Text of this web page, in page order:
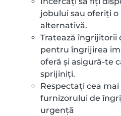
jobului sau oferiți
alternativă.
Tratează îngrijitorii
pentru îngrijirea
oferă și asigură-te
sprijiniți.
Respectați cea
furnizorului de
urgență